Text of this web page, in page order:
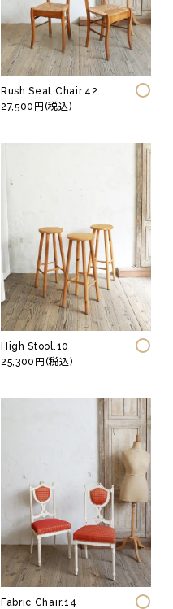
Rush Seat Chair.42
27,500円(税込)
High Stool.10
25,300円(税込)
Fabric Chair.14